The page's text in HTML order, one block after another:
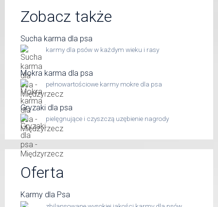
Zobacz także
Sucha karma dla psa
karmy dla psów w każdym wieku i rasy
Mokra karma dla psa
pełnowartościowe karmy mokre dla psa
Gryzaki dla psa
pielęgnujące i czyszczą uzębienie nagrody
Oferta
Karmy dla Psa